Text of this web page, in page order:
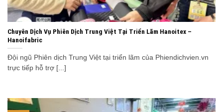
Chuyên Dịch Vụ Phiên Dịch Trung Việt Tại Triển Lãm Hanoitex –
Hanoifabric
Đội ngũ Phiên dịch Trung Việt tại triển lãm của Phiendichvien.vn
trực tiếp hỗ trợ [...]